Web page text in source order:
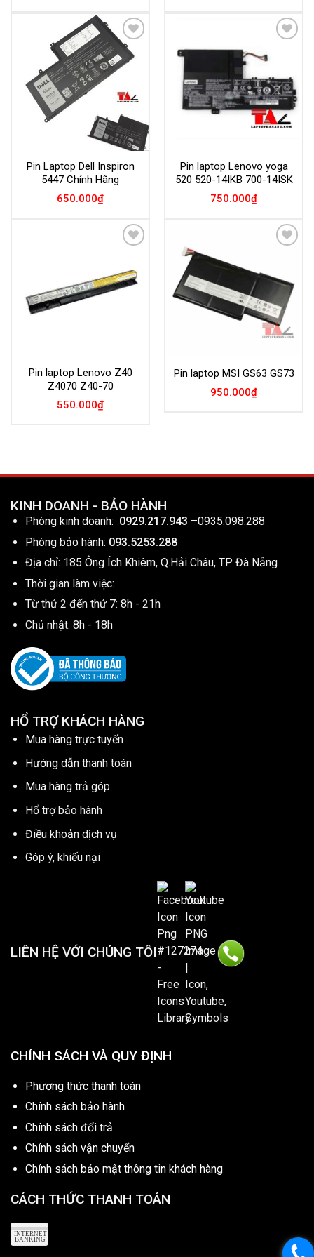
Add to
Wishlist
Pin Laptop Dell Inspiron
5447 Chính Hãng
650.000₫
Wishlist
Pin laptop Lenovo yoga
520 520-14IKB 700-14ISK
750.000₫
Pin laptop Lenovo Z40
Z4070 Z40-70
550.000₫
Pin laptop MSI GS63 GS73
950.000₫
KINH DOANH - BẢO HÀNH
Phòng kinh doanh: 0929.217.943 –0935.098.288
Phòng bảo hành: 093.5253.288
Địa chỉ: 185 Ông Ích Khiêm, Q.Hải Châu, TP Đà Nẵng
Thời gian làm việc:
Từ thứ 2 đến thứ 7: 8h - 21h
Chủ nhật: 8h - 18h
HỔ TRỢ KHÁCH HÀNG
Mua hàng trực tuyến
Hướng dẫn thanh toán
Mua hàng trả góp
Hổ trợ bảo hành
Điều khoản dịch vụ
Góp ý, khiếu nại
LIÊN HỆ VỚI CHÚNG TÔI
CHÍNH SÁCH VÀ QUY ĐỊNH
Phương thức thanh toán
Chính sách bảo hành
Chính sách đổi trả
Chính sách vận chuyển
Chính sách bảo mật thông tin khách hàng
CÁCH THỨC THANH TOÁN